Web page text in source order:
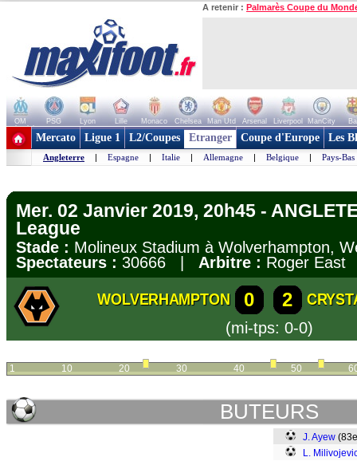
A retenir : Palmarès Coupe du
OM PSG Lyon Lille Monaco Chelsea Man Utd Arsenal Liverpool ManCity
+ de clubs
Mercato Ligue 1 L2/Coupes Etranger Coupe d'Europe Les
Angleterre | Espagne | Italie | Allemagne | Belgique | Pays-Bas
Mer. 02 Janvier 2019, 20h45 -
League
Stade : Molineux Stadium à Wolverhampton,
Spectateurs : 30666 | Arbitre : Roger East
WOLVERHAMPTON 0 2
(mi-tps: 0-0)
1 10 20 30 40 50
BUTEURS
J. Ayew
L.